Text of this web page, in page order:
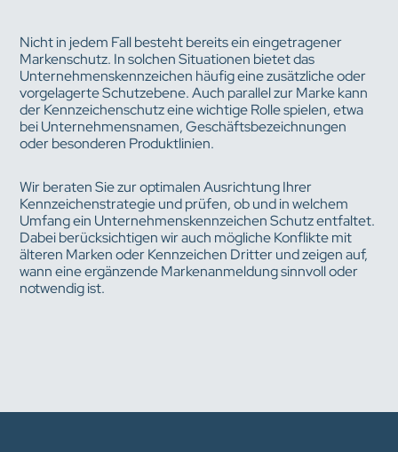
Nicht in jedem Fall besteht bereits ein eingetragener
Markenschutz. In solchen Situationen bietet das
Unternehmenskennzeichen häufig eine zusätzliche oder
vorgelagerte Schutzebene. Auch parallel zur Marke kann
der Kennzeichenschutz eine wichtige Rolle spielen, etwa
bei Unternehmensnamen, Geschäftsbezeichnungen
oder besonderen Produktlinien.
Wir beraten Sie zur optimalen Ausrichtung Ihrer
Kennzeichenstrategie und prüfen, ob und in welchem
Umfang ein Unternehmenskennzeichen Schutz entfaltet.
Dabei berücksichtigen wir auch mögliche Konflikte mit
älteren Marken oder Kennzeichen Dritter und zeigen auf,
wann eine ergänzende Markenanmeldung sinnvoll oder
notwendig ist.